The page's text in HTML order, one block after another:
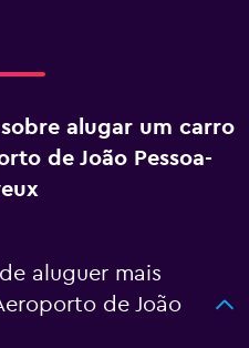
alugar um carro
de João Pessoa-
aluguer mais
de João